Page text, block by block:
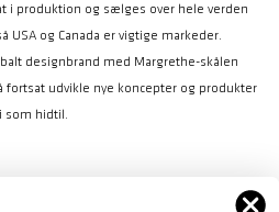
i produktion og sælges over hele verden
USA og Canada er vigtige markeder.
designbrand med Margrethe-skålen
fortsat udvikle nye koncepter og produkter
hidtil.